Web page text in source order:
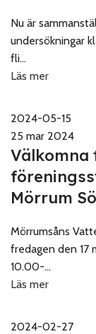
Nu är
undersökningar
fli...
Läs mer
2024-05-15
25 mar 2024
Välkomna
Mörrum
Mörrumsåns
fredagen den 17
10.00-...
Läs mer
2024-02-27